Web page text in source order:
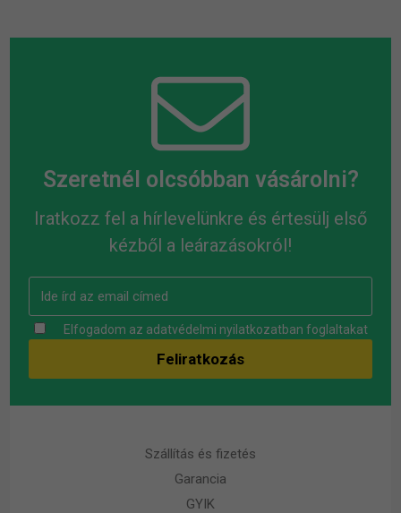
Szeretnél olcsóbban vásárolni?
Iratkozz fel a hírlevelünkre és értesülj első
kézből a leárazásokról!
Elfogadom az adatvédelmi nyilatkozatban foglaltakat
Szállítás és fizetés
Garancia
GYIK